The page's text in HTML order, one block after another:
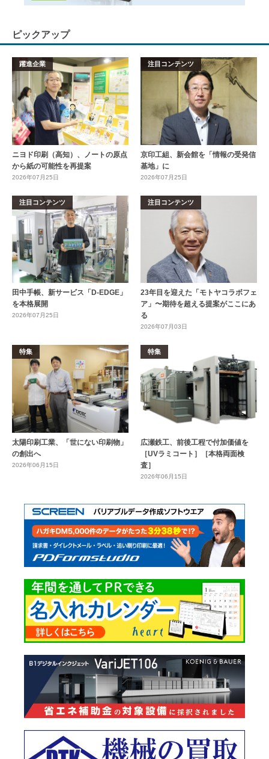
ピックアップ
躍進企業
ニヨド印刷（高知）、ノートの原点
から紙の可能性を再提案
2026年07月25日
注目コンテンツ
京印工組、新会館を「情報の受発信
基地」に
2026年07月25日
注目コンテンツ
田中手帳、新サービス「D-EDGE」
を本格展開
2026年07月25日
注目コンテンツ
23年目を迎えた「モトヤコラボフェ
ア」〜期待を超える提案がここにあ
る
2026年07月03日
特集
太陽印刷工業、「世にない印刷物」
の創出へ
2026年06月15日
特集
広瀬鉄工、前後工程で付加価値を
［UVラミコート］［本格両面検
査］
2026年06月15日